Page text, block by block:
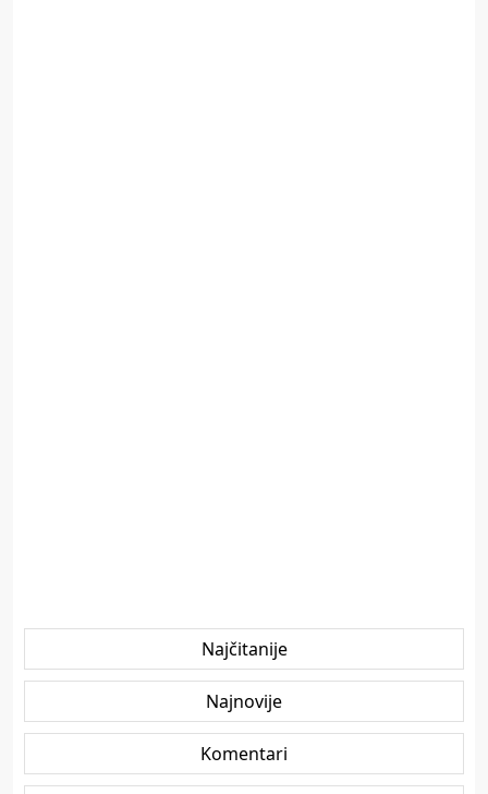
Najčitanije
Najnovije
Komentari